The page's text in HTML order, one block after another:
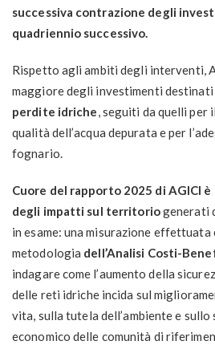
successiva contrazione degli
quadriennio successivo.
Rispetto agli ambiti degli interventi,
maggiore degli investimenti destinati
perdite idriche, seguiti da quelli per
qualità dell’acqua depurata e per
fognario.
Cuore del rapporto 2025 di AGICI
degli impatti sul territoriogenerati
in esame: una misurazione effettuata
metodologia dell’Analisi Costi-
indagare come l’aumento della
delle reti idriche incida sul
vita, sulla tutela dell’ambiente e
economico delle comunità di